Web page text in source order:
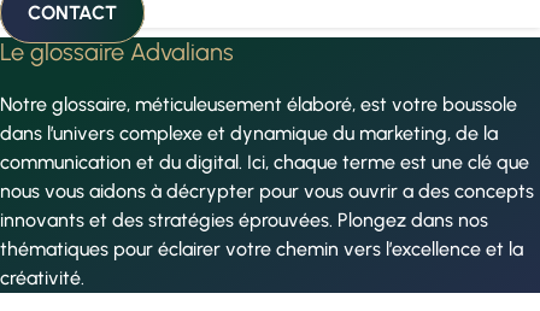
CONTACT
Le glossaire Advalians
Notre glossaire, méticuleusement élaboré, est votre boussole
dans l’univers complexe et dynamique du marketing, de la
communication et du digital. Ici, chaque terme est une clé que
nous vous aidons à décrypter pour vous ouvrir a des concepts
innovants et des stratégies éprouvées. Plongez dans nos
thématiques pour éclairer votre chemin vers l’excellence et la
créativité.